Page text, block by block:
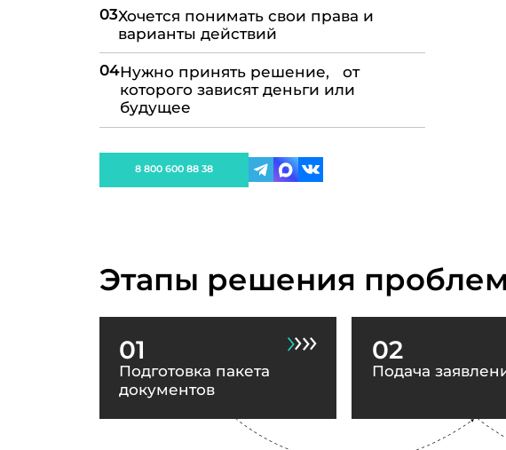
03Хочется понимать свои права и
варианты действий
04Нужно принять решение, от
которого зависят деньги или
будущее
8 800 600 88 38
Этапы решения
01
Подготовка пакета
документов
02
Подача